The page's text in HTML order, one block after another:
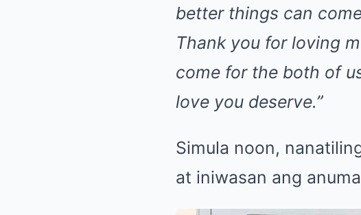
better things can
Thank you for loving
come for the both of
love you deserve.”
Simula noon,
at iniwasan ang